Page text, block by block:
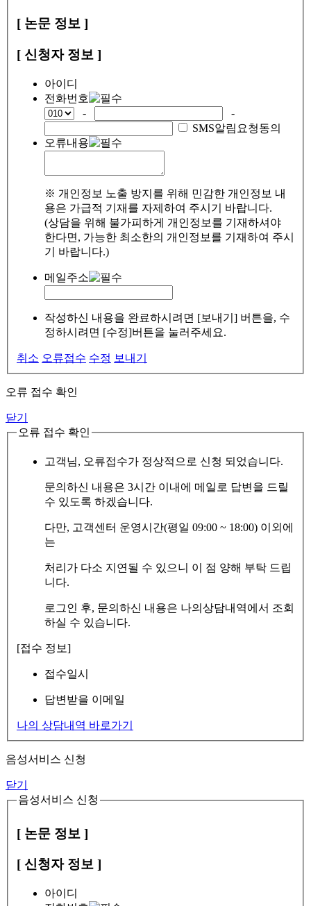
[ 논문 정보 ]
[ 신청자 정보 ]
아이디
전화번호
-
-
SMS알림요청동의
오류내용
※ 개인정보 노출 방지를 위해 민감한 개인정보 내
용은 가급적 기재를 자제하여 주시기 바랍니다.
(상담을 위해 불가피하게 개인정보를 기재하셔야
한다면, 가능한 최소한의 개인정보를 기재하여 주시
기 바랍니다.)
메일주소
작성하신 내용을 완료하시려면 [보내기] 버튼을, 수
정하시려면 [수정]버튼을 눌러주세요.
취소 오류접수 수정 보내기
오류 접수 확인
닫기
오류 접수 확인
고객님, 오류접수가 정상적으로 신청 되었습니다.
문의하신 내용은 3시간 이내에 메일로 답변을 드릴
수 있도록 하겠습니다.
다만, 고객센터 운영시간(평일 09:00 ~ 18:00) 이외에
는
처리가 다소 지연될 수 있으니 이 점 양해 부탁 드립
니다.
로그인 후, 문의하신 내용은 나의상담내역에서 조회
하실 수 있습니다.
[접수 정보]
접수일시
답변받을 이메일
나의 상담내역 바로가기
음성서비스 신청
닫기
음성서비스 신청
[ 논문 정보 ]
[ 신청자 정보 ]
아이디